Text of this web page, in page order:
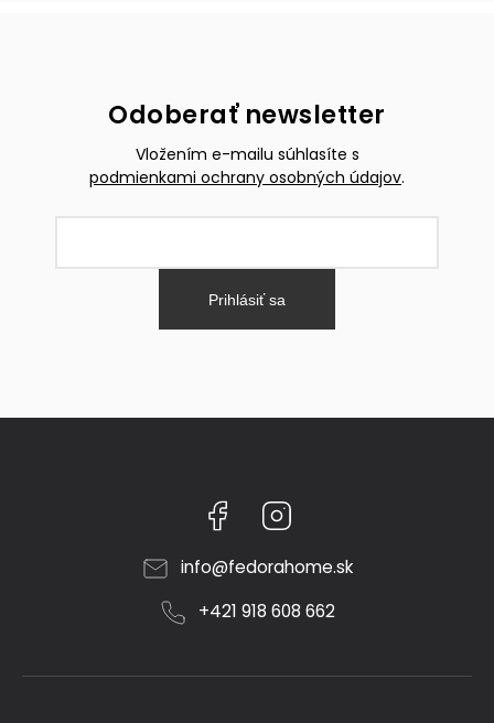
Odoberať newsletter
Vložením e-mailu súhlasíte s
podmienkami ochrany osobných údajov.
Prihlásiť sa
Facebook
info@fedorahome.sk
+421 918 608 662